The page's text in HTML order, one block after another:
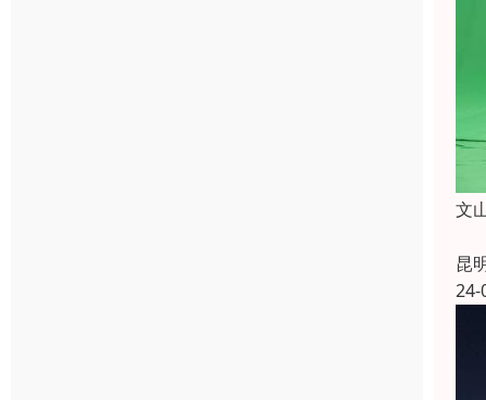
文
昆
24-